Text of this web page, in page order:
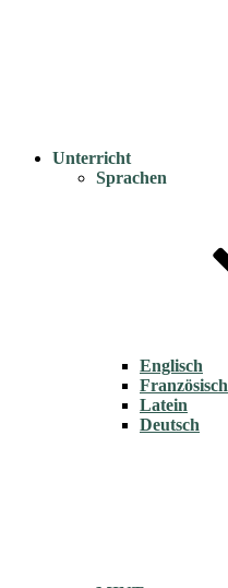
Unterricht
Sprachen
Englisch
Französisch
Latein
Deutsch